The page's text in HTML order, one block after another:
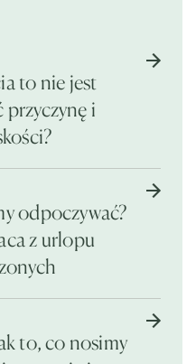
to nie jest
przyczynę i
odpoczywać?
z urlopu
to, co nosimy